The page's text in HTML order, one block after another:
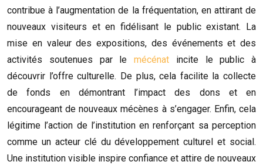
contribue à l’augmentation de la fréquentation, en attirant de
nouveaux visiteurs et en fidélisant le public existant. La
mise en valeur des expositions, des événements et des
activités soutenues par le mécénat incite le public à
découvrir l’offre culturelle. De plus, cela facilite la collecte
de fonds en démontrant l’impact des dons et en
encourageant de nouveaux mécènes à s’engager. Enfin, cela
légitime l’action de l’institution en renforçant sa perception
comme un acteur clé du développement culturel et social.
Une institution visible inspire confiance et attire de nouveaux